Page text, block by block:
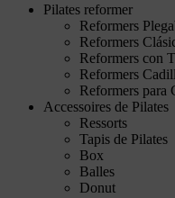
Pilates reformer
Reformers
Reformers
Reformers con
Reformers
Reformers para
Accessoires de Pilates
Ressorts
Tapis de Pilates
Box
Balles
Donut